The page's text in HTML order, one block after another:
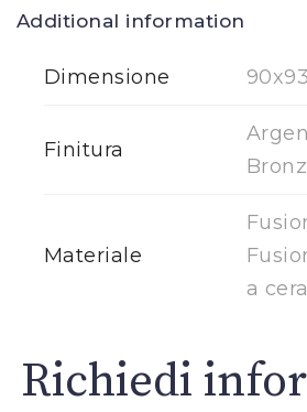
Additional information
Dimensione
Finitura
Materiale
a
Richiedi